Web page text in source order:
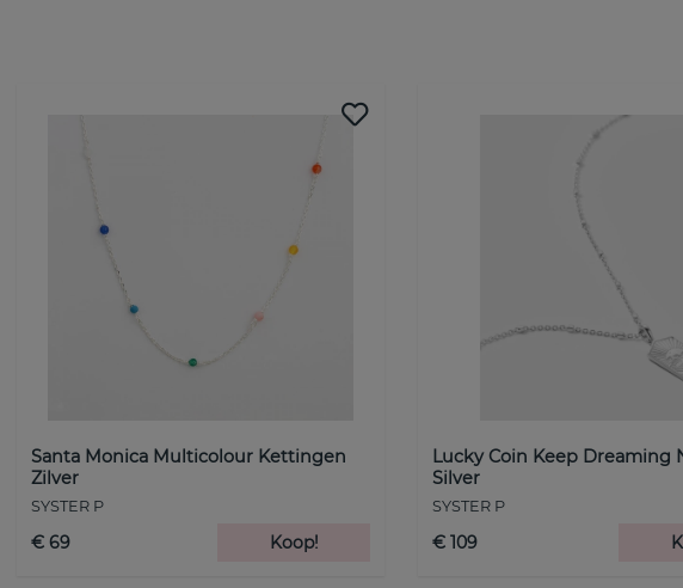
Santa Monica Multicolour Kettingen
Zilver
SYSTER P
€ 69 Koop!
Lucky Coin Keep Dreaming
Silver
SYSTER P
€ 109